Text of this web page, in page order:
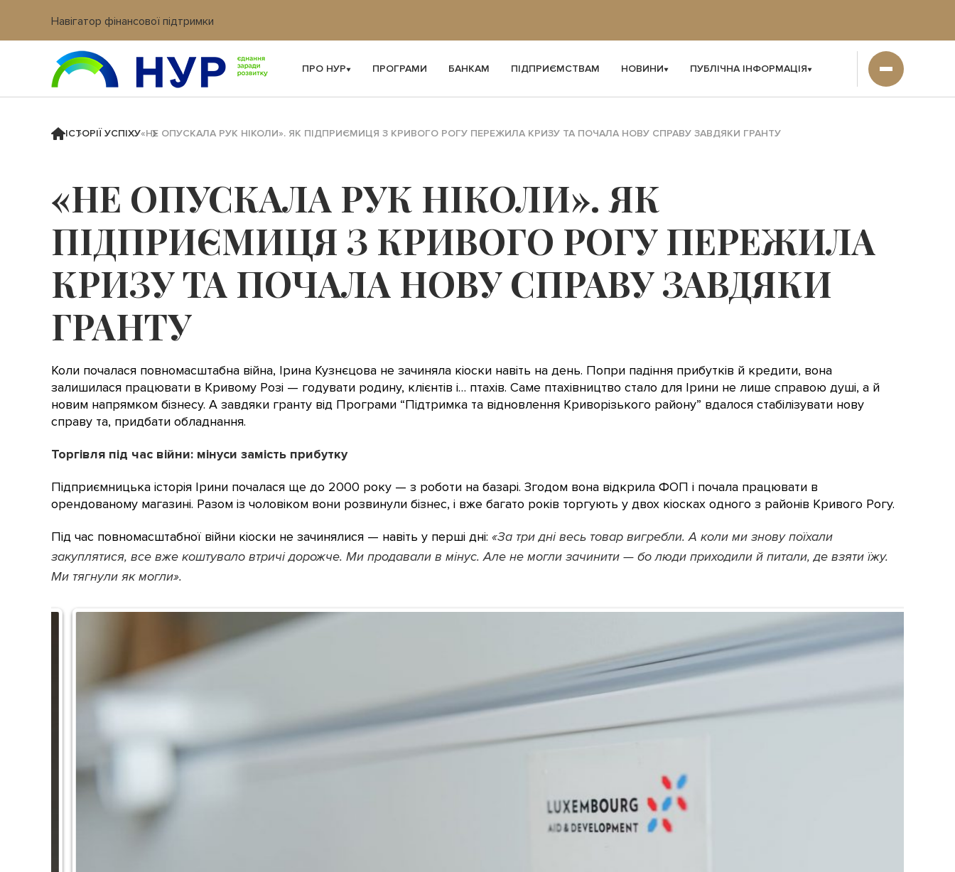
Навігатор фінансової підтримки
Вхід в кабінет IT платформи
ПРО НУР ПРОГРАМИ БАНКАМ ПІДПРИЄМСТВАМ НОВИНИ ПУБЛІЧНА ІНФОРМАЦІЯ
ІСТОРІЇ УСПІХУ«НЕ ОПУСКАЛА РУК НІКОЛИ». ЯК ПІДПРИЄМИЦЯ З КРИВОГО РОГУ ПЕРЕЖИЛА КРИЗУ ТА ПОЧАЛА НОВУ СПРАВУ ЗАВДЯКИ ГРАНТУ
«НЕ ОПУСКАЛА РУК НІКОЛИ». ЯК
ПІДПРИЄМИЦЯ З КРИВОГО РОГУ ПЕРЕЖИЛА
КРИЗУ ТА ПОЧАЛА НОВУ СПРАВУ ЗАВДЯКИ
ГРАНТУ
Коли почалася повномасштабна війна, Ірина Кузнєцова не зачиняла кіоски навіть на день. Попри падіння прибутків й кредити, вона
залишилася працювати в Кривому Розі — годувати родину, клієнтів і… птахів. Саме птахівництво стало для Ірини не лише справою душі, а й
новим напрямком бізнесу. А завдяки гранту від Програми “Підтримка та відновлення Криворізького району” вдалося стабілізувати нову
справу та, придбати обладнання.
Торгівля під час війни: мінуси замість прибутку
Підприємницька історія Ірини почалася ще до 2000 року — з роботи на базарі. Згодом вона відкрила ФОП і почала працювати в
орендованому магазині. Разом із чоловіком вони розвинули бізнес, і вже багато років торгують у двох кіосках одного з районів Кривого Рогу.
Під час повномасштабної війни кіоски не зачинялися — навіть у перші дні: «За три дні весь товар вигребли. А коли ми знову поїхали
закуплятися, все вже коштувало втричі дорожче. Ми продавали в мінус. Але не могли зачинити — бо люди приходили й питали, де взяти їжу.
Ми тягнули як могли».